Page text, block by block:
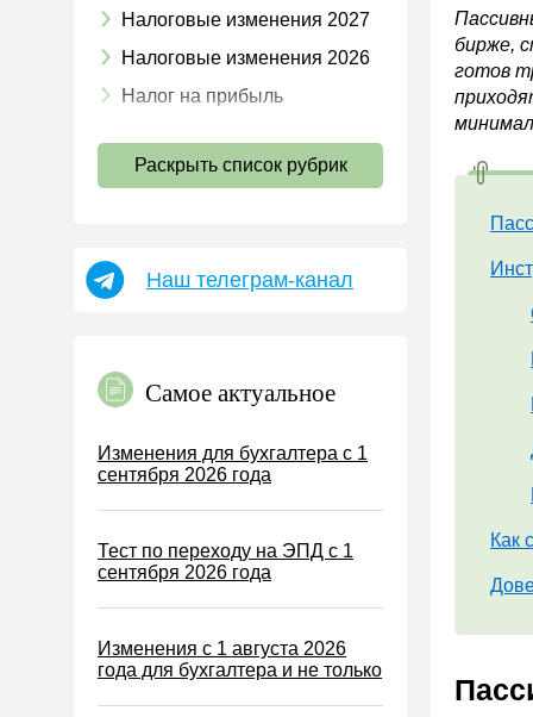
Налоговые изменения 2027
Налоговые изменения 2026
Налог на прибыль
Страховые взносы 2026
УСН
Земельный налог
Налог на рекламу
Торговый сбор
Туристический налог
Водный налог
Экологический налог
Раскрыть список рубрик
Наш телеграм-канал
Самое актуальное
Изменения для бухгалтера с 1
сентября 2026 года
Тест по переходу на ЭПД с 1
сентября 2026 года
Изменения с 1 августа 2026
года для бухгалтера и не только
бирже,
готов
Как